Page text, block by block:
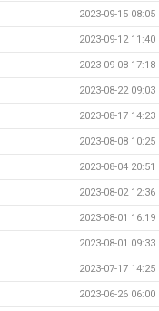
2023-09-15 08:05
2023-09-12 11:40
2023-09-08 17:18
2023-08-22 09:03
2023-08-17 14:23
2023-08-08 10:25
2023-08-04 20:51
2023-08-02 12:36
2023-08-01 16:19
2023-08-01 09:33
2023-07-17 14:25
2023-06-26 06:00